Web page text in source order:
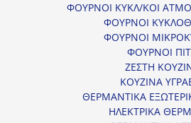
ΦΟΥΡΝΟΙ ΚΥΚΛ/ΚΟΙ
ΦΟΥΡΝΟΙ
ΦΟΥΡΝΟΙ
ΦΟΥΡΝΟΙ
ΖΕΣΤΗ
ΚΟΥΖΙΝΑ
ΘΕΡΜΑΝΤΙΚΑ
ΗΛΕΚΤΡΙΚΑ